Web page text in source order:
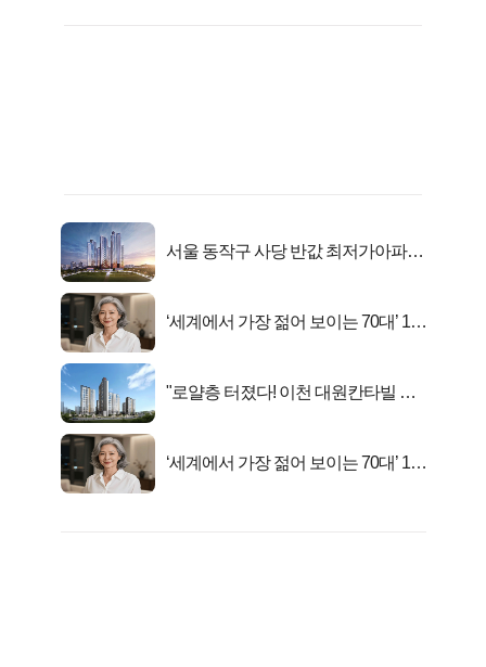
서울 동작구 사당 반값 최저가아파트
‘세계에서 가장 젊어 보이는 70대’ 1위
"로얄층 터졌다! 이천 대원칸타빌 잔
‘세계에서 가장 젊어 보이는 70대’ 1위